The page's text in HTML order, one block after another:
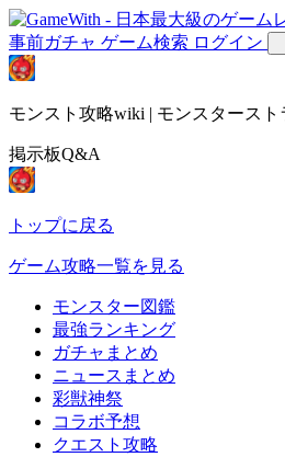
事前ガチャ ゲーム検索 ログイン
モンスト攻略wiki | モンスタースト
掲示板Q&A
トップに戻る
ゲーム攻略一覧を見る
モンスター図鑑
最強ランキング
ガチャまとめ
ニュースまとめ
彩獣神祭
コラボ予想
クエスト攻略